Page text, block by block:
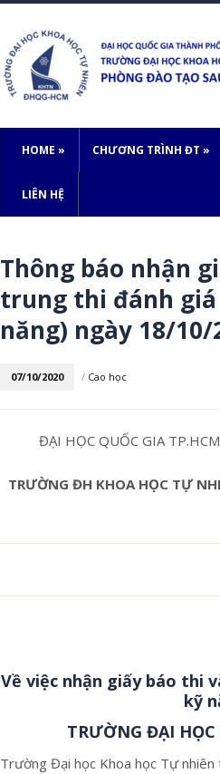
HOME » CHƯƠNG TRÌNH ĐT »
LIÊN HỆ
Thông báo nhận
trung thi đánh
năng) ngày 18/10/
07/10/2020 / Cao học
ĐẠI HỌC QUỐC GIA TP.HCM
TRƯỜNG ĐH KHOA HỌC TỰ
Về việc nhận giấy báo thi
kỹ
TRƯỜNG ĐẠI
Trường Đại học Khoa học Tự